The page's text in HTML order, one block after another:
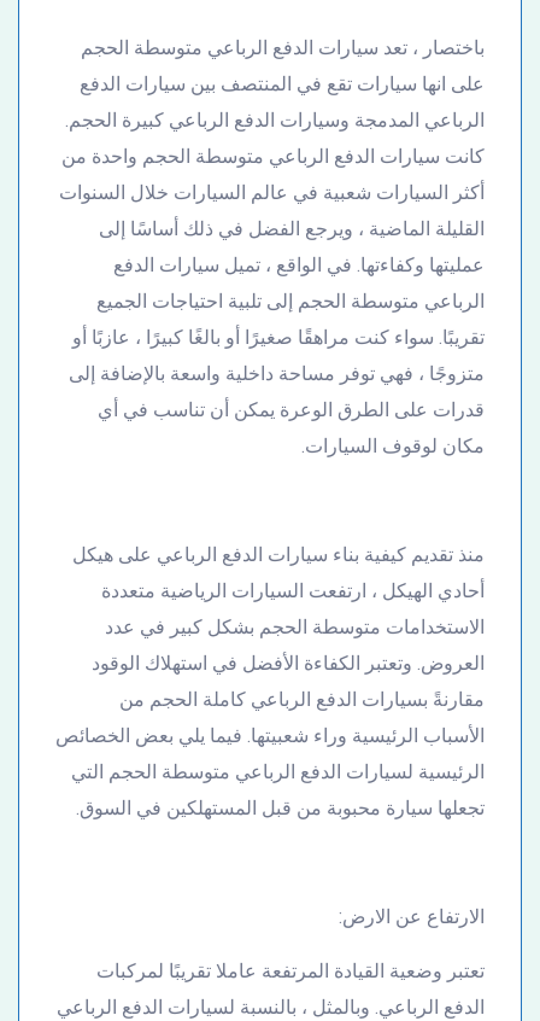
باختصار ، تعد سيارات الدفع الرباعي متوسطة الحجم
على انها سيارات تقع في المنتصف بين سيارات الدفع
الرباعي المدمجة وسيارات الدفع الرباعي كبيرة الحجم.
كانت سيارات الدفع الرباعي متوسطة الحجم واحدة من
أكثر السيارات شعبية في عالم السيارات خلال السنوات
القليلة الماضية ، ويرجع الفضل في ذلك أساسًا إلى
عمليتها وكفاءتها. في الواقع ، تميل سيارات الدفع
الرباعي متوسطة الحجم إلى تلبية احتياجات الجميع
تقريبًا. سواء كنت مراهقًا صغيرًا أو بالغًا كبيرًا ، عازبًا أو
متزوجًا ، فهي توفر مساحة داخلية واسعة بالإضافة إلى
قدرات على الطرق الوعرة يمكن أن تناسب في أي
مكان لوقوف السيارات.
منذ تقديم كيفية بناء سيارات الدفع الرباعي على هيكل
أحادي الهيكل ، ارتفعت السيارات الرياضية متعددة
الاستخدامات متوسطة الحجم بشكل كبير في عدد
العروض. وتعتبر الكفاءة الأفضل في استهلاك الوقود
مقارنةً بسيارات الدفع الرباعي كاملة الحجم من
الأسباب الرئيسية وراء شعبيتها. فيما يلي بعض الخصائص
الرئيسية لسيارات الدفع الرباعي متوسطة الحجم التي
تجعلها سيارة محبوبة من قبل المستهلكين في السوق.
الارتفاع عن الارض:
تعتبر وضعية القيادة المرتفعة عاملا تقريبًا لمركبات
الدفع الرباعي. وبالمثل ، بالنسبة لسيارات الدفع الرباعي